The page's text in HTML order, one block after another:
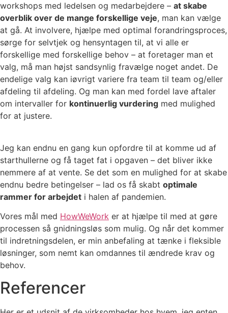
workshops med ledelsen og medarbejdere – at skabe
overblik over de mange forskellige veje, man kan vælge
at gå. At involvere, hjælpe med optimal forandringsproces,
sørge for selvtjek og hensyntagen til, at vi alle er
forskellige med forskellige behov – at foretager man et
valg, må man højst sandsynlig fravælge noget andet. De
endelige valg kan iøvrigt variere fra team til team og/eller
afdeling til afdeling. Og man kan med fordel lave aftaler
om intervaller for kontinuerlig vurdering med mulighed
for at justere.
Jeg kan endnu en gang kun opfordre til at komme ud af
starthullerne og få taget fat i opgaven – det bliver ikke
nemmere af at vente. Se det som en mulighed for at skabe
endnu bedre betingelser – lad os få skabt optimale
rammer for arbejdet i halen af pandemien.
Vores mål med HowWeWork er at hjælpe til med at gøre
processen så gnidningsløs som mulig. Og når det kommer
til indretningsdelen, er min anbefaling at tænke i fleksible
løsninger, som nemt kan omdannes til ændrede krav og
behov.
Referencer